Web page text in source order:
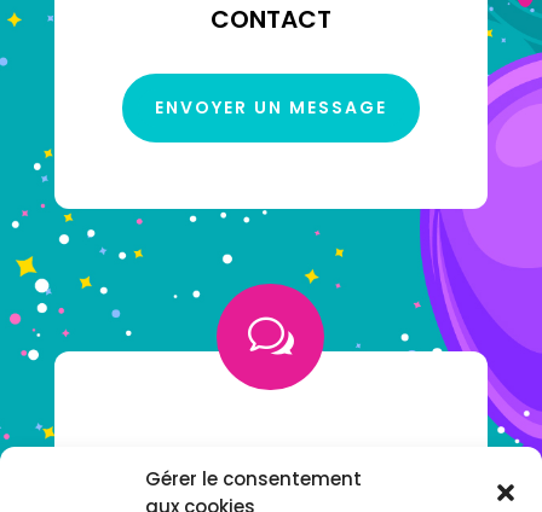
Gérer le consentement
aux cookies
CONTACT
ENVOYER UN MESSAGE
w